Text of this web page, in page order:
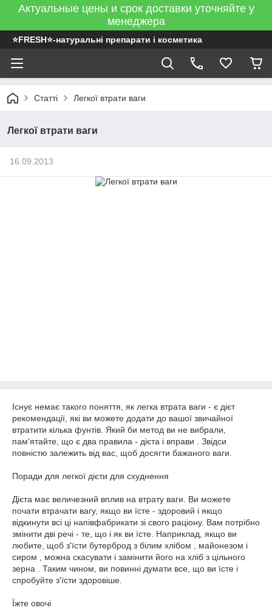
Актуальные цены и срок доставки уточняйте у
менеджера
⭐FRESH⭐-натуральні препарати і косметика
Статті Легкої втрати ваги
Легкої втрати ваги
16.09.2013
Існує немає такого поняття, як легка втрата ваги - є дієт
рекомендації, які ви можете додати до вашої звичайної
втратити кілька фунтів. Який би метод ви не вибрали,
пам'ятайте, що є два правила - дієта і вправи . Звідси
повністю залежить від вас, щоб досягти бажаного ваги.
Поради для легкої дієти для схуднення
Дієта має величезний вплив на втрату ваги. Ви можете
почати втрачати вагу, якщо ви їсте - здоровий і якщо
відкинути всі ці напівфабрикати зі свого раціону. Вам потрібно
змінити дві речі - те, що і як ви їсте. Наприклад, якщо ви
любите, щоб з'їсти бутерброд з білим хлібом , майонезом і
сиром , можна скасувати і замінити його на хліб з цільного
зерна . Таким чином, ви повинні думати все, що ви їсте і
спробуйте з'їсти здоровіше.
Їжте овочі